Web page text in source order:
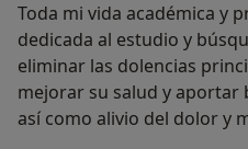
Toda mi vida académica y
dedicada al estudio y
eliminar las dolencias
mejorar su salud y aportar
así como alivio del dolor y